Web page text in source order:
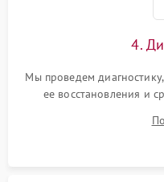
4.
Мы проведем
ее восстановления и